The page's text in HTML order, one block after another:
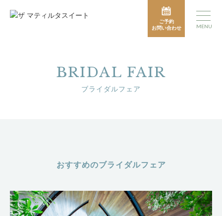
ご予約
お問い合わせ
MENU
BRIDAL FAIR
ブライダルフェア
おすすめのブライダルフェア